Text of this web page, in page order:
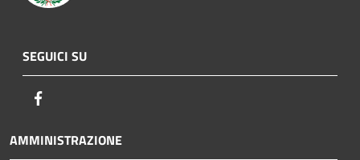
SEGUICI SU
AMMINISTRAZIONE